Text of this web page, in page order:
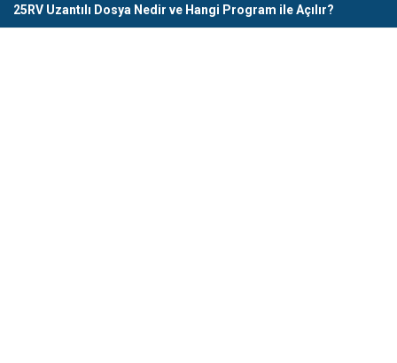
25RV Uzantılı Dosya Nedir ve Hangi Program ile Açılır?